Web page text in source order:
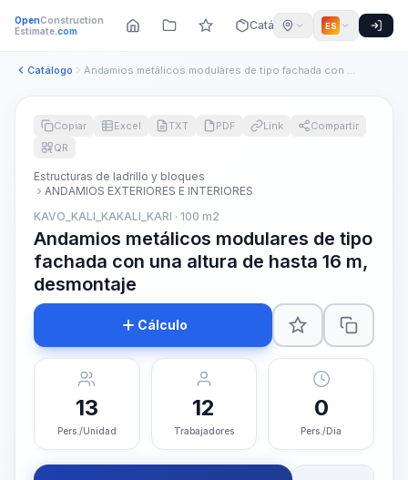
OpenConstruction
Estimate.com Catálogo ES
Catálogo Andamios metálicos modulares de tipo fachada con una altura ...
Copiar Excel TXT PDF Link
Compartir
QR
Estructuras de ladrillo y bloques
ANDAMIOS EXTERIORES E INTERIORES
KAVO_KALI_KAKALI_KARI · 100 m2
Andamios metálicos modulares de tipo
fachada con una altura de hasta 16 m,
desmontaje
Cálculo
13
Pers./Unidad
12
Trabajadores
0
Pers./Día